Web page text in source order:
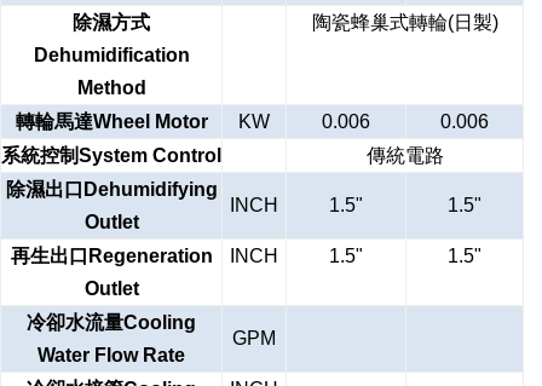
除濕方式
Dehumidification
Method
陶瓷蜂巢式轉輪(日製)
轉輪馬達Wheel Motor KW 0.006
0.006
系統控制System Control
傳統電路
除濕出口Dehumidifying
Outlet
INCH 1.5" 1.5"
再生出口Regeneration
Outlet
INCH 1.5" 1.5"
冷卻水流量Cooling
Water Flow Rate
GPM